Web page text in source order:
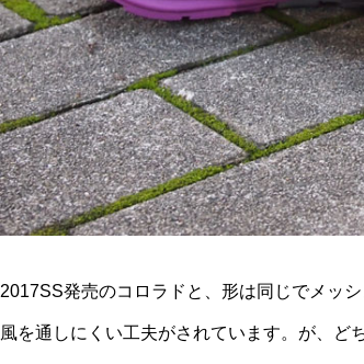
2017SS発売のコロラドと、形は同じでメッ
風を通しにくい工夫がされています。が、ど